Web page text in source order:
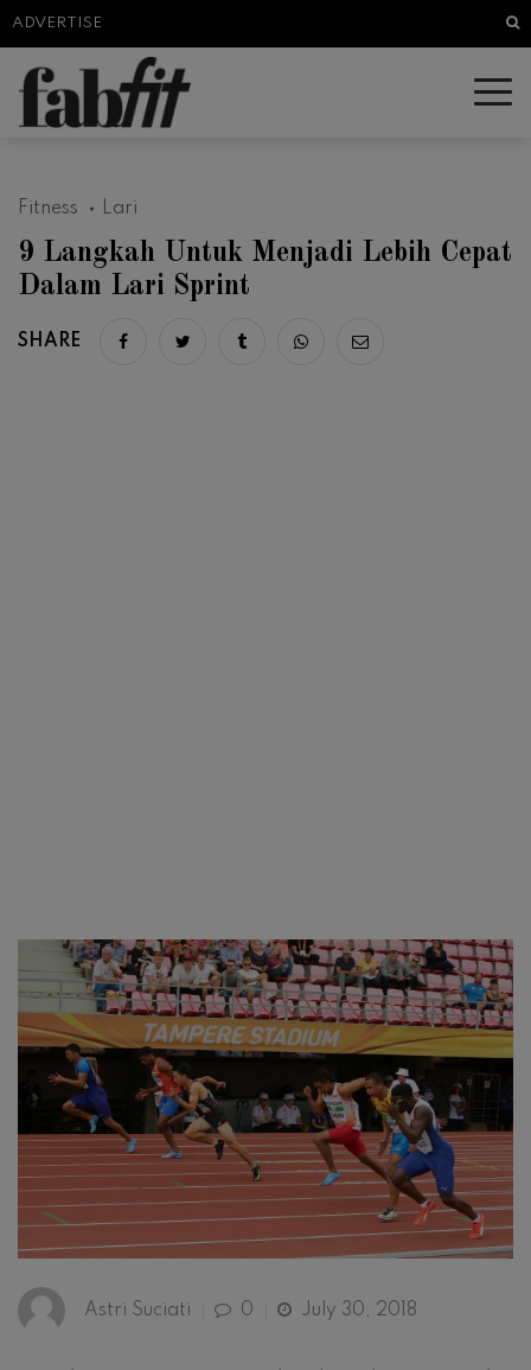
ADVERTISE
Fitness Lari
9 Langkah Untuk Menjadi Lebih Cepat
Dalam Lari Sprint
SHARE Share on facebook
Share on twitter
Share on tumblr
Share via whatsapp
Share via email
Astri Suciati 0 July 30, 2018